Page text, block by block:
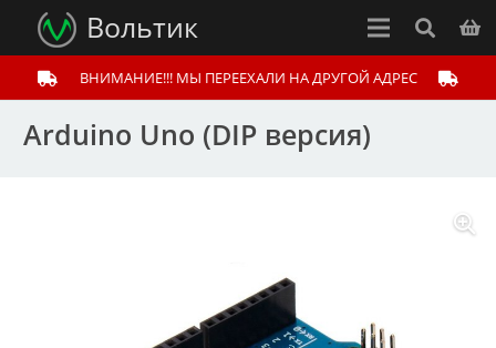
Вольтик
ВНИМАНИЕ!!! МЫ ПЕРЕЕХАЛИ НА ДРУГОЙ АДРЕС
Arduino Uno (DIP версия)